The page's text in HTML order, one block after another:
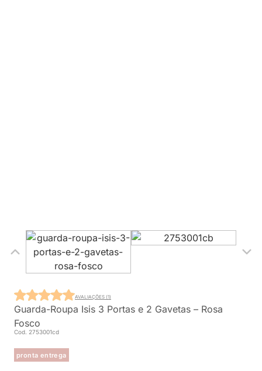
Guarda-Roupa Isis 3 Portas e 2 Gavetas – Rosa
Fosco
Cod. 2753001cd
pronta entrega
AVALIAÇÕES (1)